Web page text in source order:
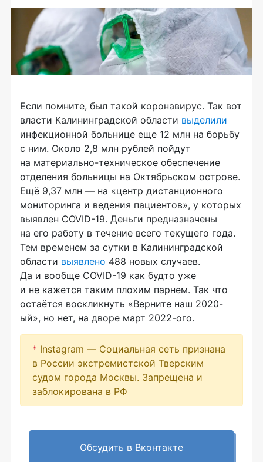
Если помните, был такой коронавирус. Так вот
власти Калининградской области выделили
инфекционной больнице еще 12 млн на борьбу
с ним. Около 2,8 млн рублей пойдут
на материально-техническое обеспечение
отделения больницы на Октябрьском острове.
Ещё 9,37 млн — на «центр дистанционного
мониторинга и ведения пациентов», у которых
выявлен COVID-19. Деньги предназначены
на его работу в течение всего текущего года.
Тем временем за сутки в Калининградской
области выявлено 488 новых случаев.
Да и вообще COVID-19 как будто уже
и не кажется таким плохим парнем. Так что
остаётся воскликнуть «Верните наш 2020-
ый», но нет, на дворе март 2022-ого.
* Instagram — Социальная сеть признана
в России экстремистской Тверским
судом города Москвы. Запрещена и
заблокирована в РФ
Обсудить в Вконтакте